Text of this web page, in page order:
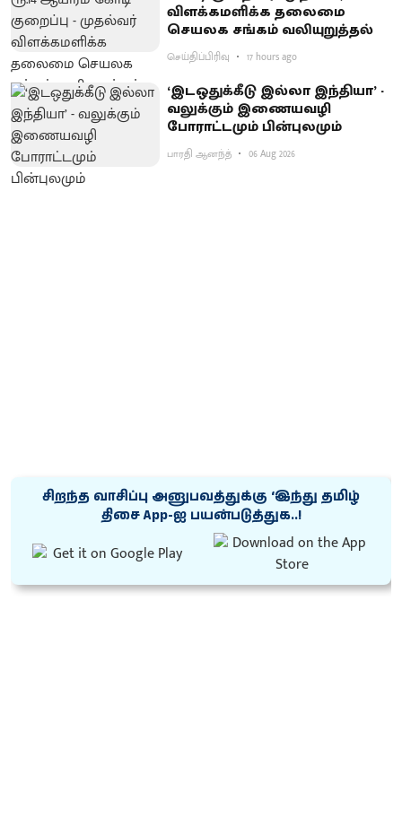
விளக்கமளிக்க தலைமை
செயலக சங்கம் வலியுறுத்தல்
செய்திப்பிரிவு 17 hours ago
‘இடஒதுக்கீடு இல்லா இந்தியா’ -
வலுக்கும் இணையவழி
போராட்டமும் பின்புலமும்
பாரதி ஆனந்த் 06 Aug 2026
சிறந்த வாசிப்பு அனுபவத்துக்கு ‘இந்து தமிழ்
திசை App-ஐ பயன்படுத்துக..!